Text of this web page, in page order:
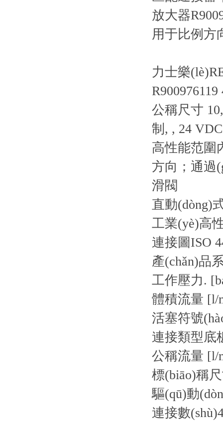
放大器
用于比例方
力士樂
公稱尺寸
制, , 24 VDC
高性能范圍
方向；通過
滑閥
直動(dòng)
工業(yè)高
連接圖ISO
產(chǎn)品
工作壓力.
體積流量 [l/
活塞符號
連接類型底
公稱流量 [l/
標(biāo)稱
驅(qū)動
連接數(shù)